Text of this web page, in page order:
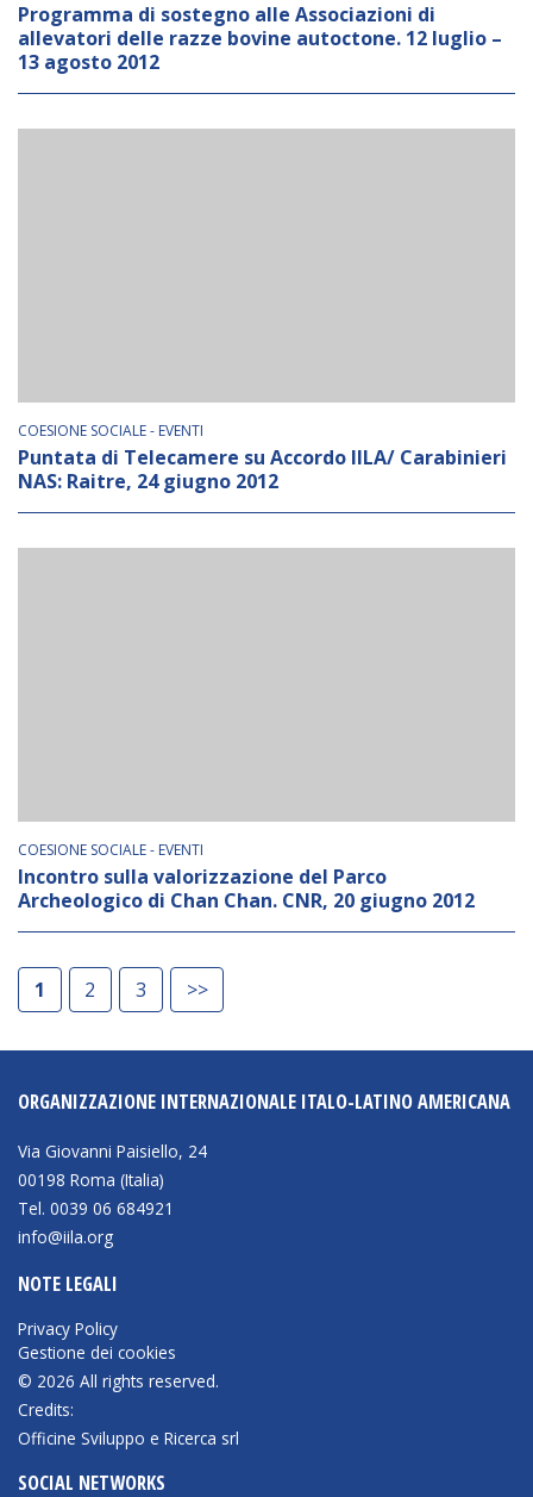
Programma di sostegno alle Associazioni di
allevatori delle razze bovine autoctone. 12 luglio –
13 agosto 2012
COESIONE SOCIALE - EVENTI
Puntata di Telecamere su Accordo IILA/ Carabinieri
NAS: Raitre, 24 giugno 2012
COESIONE SOCIALE - EVENTI
Incontro sulla valorizzazione del Parco
Archeologico di Chan Chan. CNR, 20 giugno 2012
1 2 3 >>
ORGANIZZAZIONE INTERNAZIONALE ITALO-LATINO AMERICANA
Via Giovanni Paisiello, 24
00198 Roma (Italia)
Tel. 0039 06 684921
info@iila.org
NOTE LEGALI
Privacy Policy
Gestione dei cookies
© 2026 All rights reserved.
Credits:
Officine Sviluppo e Ricerca srl
SOCIAL NETWORKS